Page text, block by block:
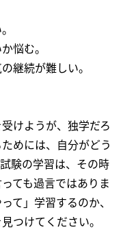
悩む。
継続が難しい。
けようが、独学だろ
めには、自分がどう
験の学習は、その時
ても過言ではありま
て」学習するのか、
つけてください。